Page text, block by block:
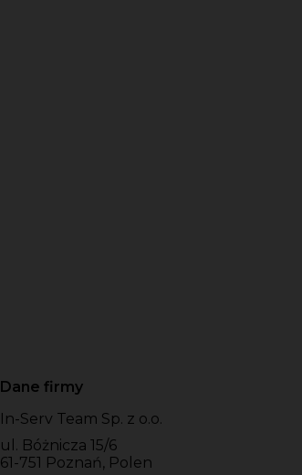
Dane firmy
In-Serv Team Sp. z o.o.
ul. Bóżnicza 15/6
61-751 Poznań, Polen